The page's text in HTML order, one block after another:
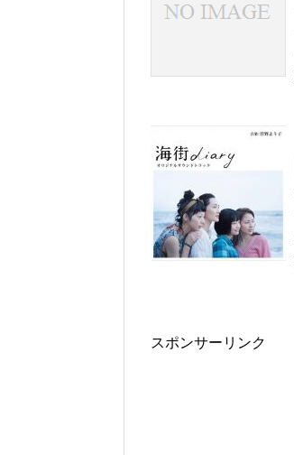
スポンサーリンク